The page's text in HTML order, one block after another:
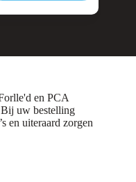
optie
en PCA
uw bestelling
en uiteraard zorgen